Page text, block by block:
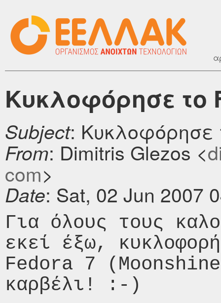
Κυκλοφόρησε το
Subject: Κυκλοφόρησε
From: Dimitris Glezos <
com>
Date: Sat, 02 Jun 2007
Για όλους τους
εκεί έξω,
Fedora 7
καρβέλι! :-)